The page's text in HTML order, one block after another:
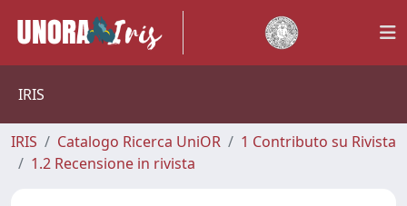
IRIS
IRIS Catalogo Ricerca UniOR
1 Contributo su Rivista
1.2 Recensione in rivista